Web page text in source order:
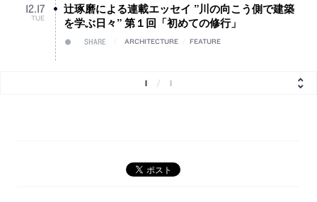
12.17
TUE
辻琢磨による連載エッセイ ”川の向こう側で建築
を学ぶ日々” 第１回「初めての修行」
SHARE ARCHITECTURE FEATURE
1 1